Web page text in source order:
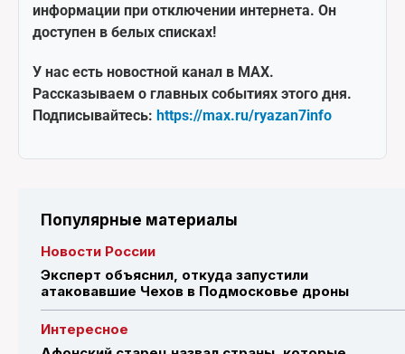
информации при отключении интернета. Он
доступен в белых списках!
У нас есть новостной канал в MAX.
Рассказываем о главных событиях этого дня.
Подписывайтесь: https://max.ru/ryazan7info
Популярные материалы
Новости России
Эксперт объяснил, откуда запустили
атаковавшие Чехов в Подмосковье дроны
Интересное